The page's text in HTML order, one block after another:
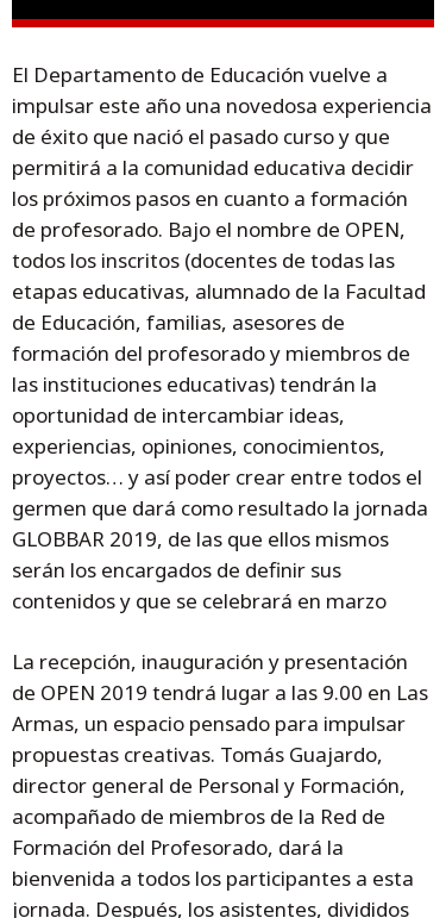
El Departamento de Educación vuelve a
impulsar este año una novedosa experiencia
de éxito que nació el pasado curso y que
permitirá a la comunidad educativa decidir
los próximos pasos en cuanto a formación
de profesorado. Bajo el nombre de OPEN,
todos los inscritos (docentes de todas las
etapas educativas, alumnado de la Facultad
de Educación, familias, asesores de
formación del profesorado y miembros de
las instituciones educativas) tendrán la
oportunidad de intercambiar ideas,
experiencias, opiniones, conocimientos,
proyectos… y así poder crear entre todos el
germen que dará como resultado la jornada
GLOBBAR 2019, de las que ellos mismos
serán los encargados de definir sus
contenidos y que se celebrará en marzo
La recepción, inauguración y presentación
de OPEN 2019 tendrá lugar a las 9.00 en Las
Armas, un espacio pensado para impulsar
propuestas creativas. Tomás Guajardo,
director general de Personal y Formación,
acompañado de miembros de la Red de
Formación del Profesorado, dará la
bienvenida a todos los participantes a esta
jornada. Después, los asistentes, divididos